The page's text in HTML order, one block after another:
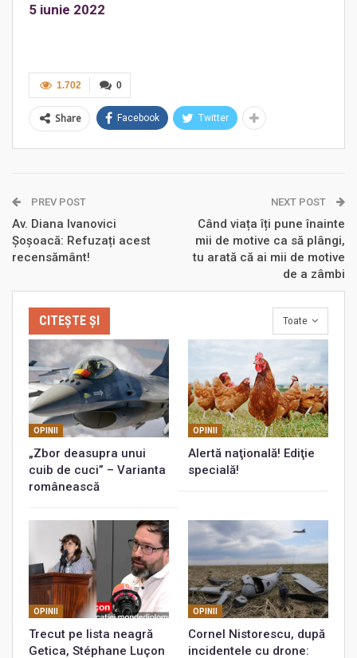
5 iunie 2022
0
1.702
Share Facebook Twitter
PREV POST
Av. Diana Ivanovici
Șoșoacă: Refuzați acest
recensământ!
NEXT POST
Când viața îți pune înainte
mii de motive ca să plângi,
tu arată că ai mii de motive
de a zâmbi
Toate
CITEȘTE ȘI
OPINII
„Zbor deasupra unui
cuib de cuci” – Varianta
românească
OPINII
Alertă naţională! Ediţie
specială!
OPINII
Trecut pe lista neagră
Getica, Stéphane Luçon
OPINII
Cornel Nistorescu, după
incidentele cu drone: